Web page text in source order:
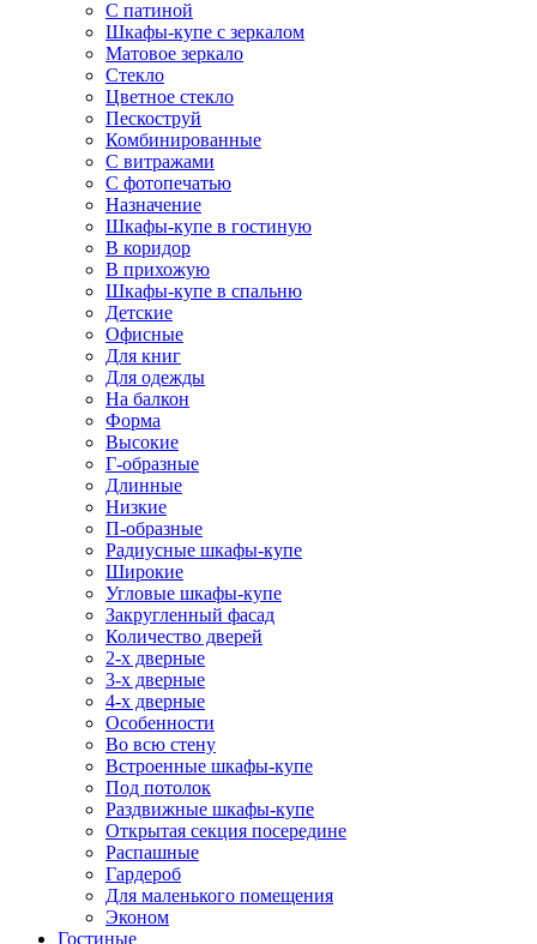
С патиной
Шкафы-купе с зеркалом
Матовое зеркало
Стекло
Цветное стекло
Пескоструй
Комбинированные
С витражами
С фотопечатью
Назначение
Шкафы-купе в гостиную
В коридор
В прихожую
Шкафы-купе в спальню
Детские
Офисные
Для книг
Для одежды
На балкон
Форма
Высокие
Г-образные
Длинные
Низкие
П-образные
Радиусные шкафы-купе
Широкие
Угловые шкафы-купе
Закругленный фасад
Количество дверей
2-х дверные
3-х дверные
4-х дверные
Особенности
Во всю стену
Встроенные шкафы-купе
Под потолок
Раздвижные шкафы-купе
Открытая секция посередине
Распашные
Гардероб
Для маленького помещения
Эконом
Гостиные